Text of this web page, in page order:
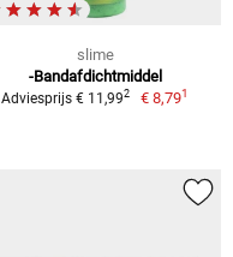
slime
-Bandafdichtmiddel
Adviesprijs € 11,992 € 8,791